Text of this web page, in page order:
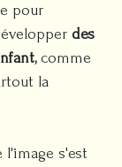
pour
des
comme
la
l'image s'est